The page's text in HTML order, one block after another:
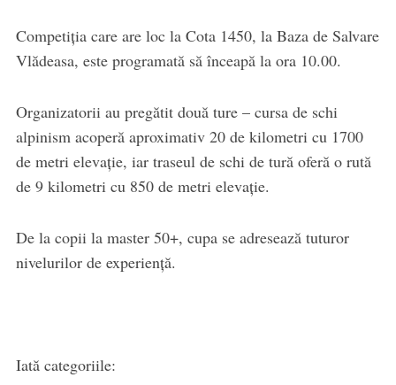
Competiția care are loc la Cota 1450, la Baza de Salvare
Vlădeasa, este programată să înceapă la ora 10.00.
Organizatorii au pregătit două ture – cursa de schi
alpinism acoperă aproximativ 20 de kilometri cu 1700
de metri elevație, iar traseul de schi de tură oferă o rută
de 9 kilometri cu 850 de metri elevație.
De la copii la master 50+, cupa se adresează tuturor
nivelurilor de experiență.
Iată categoriile: